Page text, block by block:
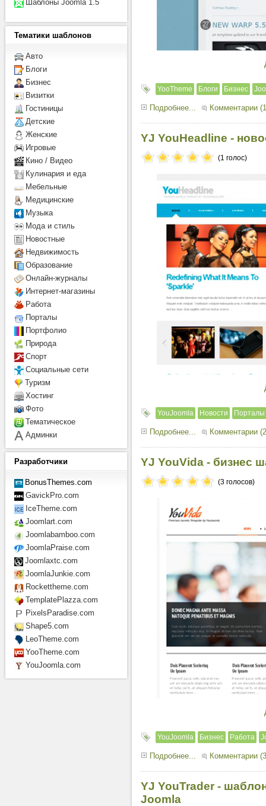
YooTheme Блоги Бизнес
Подробнее... Комментарии
YJ YouHeadline -
(1 голос)
YouJoomla Новости Порталы
Подробнее... Комментарии
YJ YouVida - бизнес
(3 голосов)
YouJoomla Бизнес Работа
Подробнее... Комментарии
YJ YouTrader -
Joomla
Шаблоны Joomla 1.5
Тематики шаблонов
Авто
Блоги
Бизнес
Визитки
Гостиницы
Детcкие
Женские
Игровые
Кино / Видео
Кулинария и еда
Мебельные
Медицинские
Музыка
Мода и стиль
Новостные
Недвижимость
Образование
Онлайн-журналы
Интернет-магазины
Работа
Порталы
Портфолио
Природа
Спорт
Социальные сети
Туризм
Хостинг
Фото
Тематическое
Админки
Разработчики
BonusThemes.com
GavickPro.com
IceTheme.com
Joomlart.com
Joomlabamboo.com
JoomlaPraise.com
Joomlaxtc.com
JoomlaJunkie.com
Rockettheme.com
TemplatePlazza.com
PixelsParadise.com
Shape5.com
LeoTheme.com
YooTheme.com
YouJoomla.com